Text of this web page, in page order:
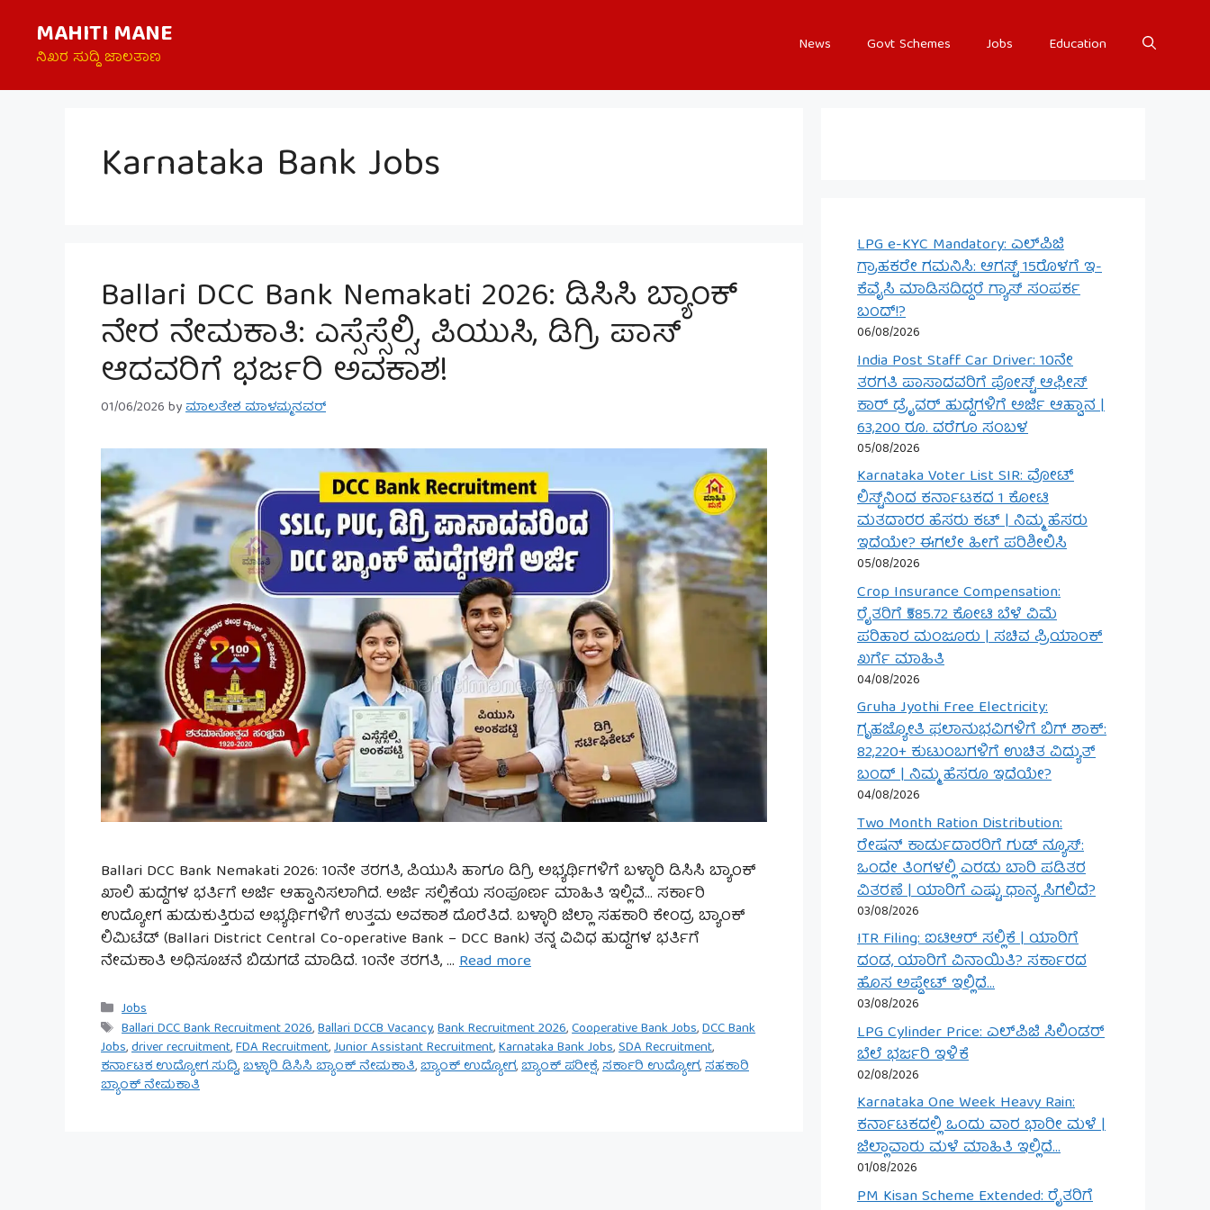
content
MAHITI MANE
ನಿಖರ ಸುದ್ದಿ ಜಾಲತಾಣ
News Govt Schemes Jobs Education
Karnataka Bank Jobs
Ballari DCC Bank Nemakati 2026: ಡಿಸಿಸಿ ಬ್ಯಾಂಕ್
ನೇರ ನೇಮಕಾತಿ: ಎಸ್ಸೆಸ್ಸೆಲ್ಸಿ, ಪಿಯುಸಿ, ಡಿಗ್ರಿ ಪಾಸ್
ಆದವರಿಗೆ ಭರ್ಜರಿ ಅವಕಾಶ!
01/06/2026byಮಾಲತೇಶ ಮಾಳಮ್ಮನವರ್
Ballari DCC Bank Nemakati 2026: 10ನೇ ತರಗತಿ, ಪಿಯುಸಿ ಹಾಗೂ ಡಿಗ್ರಿ ಅಭ್ಯರ್ಥಿಗಳಿಗೆ ಬಳ್ಳಾರಿ ಡಿಸಿಸಿ ಬ್ಯಾಂಕ್
ಖಾಲಿ ಹುದ್ದೆಗಳ ಭರ್ತಿಗೆ ಅರ್ಜಿ ಆಹ್ವಾನಿಸಲಾಗಿದೆ. ಅರ್ಜಿ ಸಲ್ಲಿಕೆಯ ಸಂಪೂರ್ಣ ಮಾಹಿತಿ ಇಲ್ಲಿವೆ… ಸರ್ಕಾರಿ
ಉದ್ಯೋಗ ಹುಡುಕುತ್ತಿರುವ ಅಭ್ಯರ್ಥಿಗಳಿಗೆ ಉತ್ತಮ ಅವಕಾಶ ದೊರೆತಿದೆ. ಬಳ್ಳಾರಿ ಜಿಲ್ಲಾ ಸಹಕಾರಿ ಕೇಂದ್ರ ಬ್ಯಾಂಕ್
ಲಿಮಿಟೆಡ್ (Ballari District Central Co-operative Bank – DCC Bank) ತನ್ನ ವಿವಿಧ ಹುದ್ದೆಗಳ ಭರ್ತಿಗೆ
ನೇಮಕಾತಿ ಅಧಿಸೂಚನೆ ಬಿಡುಗಡೆ ಮಾಡಿದೆ. 10ನೇ ತರಗತಿ, … Read more
Categories
Jobs
Tags
Ballari DCC Bank Recruitment 2026,Ballari DCCB Vacancy,Bank Recruitment 2026,Cooperative Bank Jobs,DCC Bank
Jobs,driver recruitment,FDA Recruitment,Junior Assistant Recruitment,Karnataka Bank Jobs,SDA Recruitment,
ಕರ್ನಾಟಕ ಉದ್ಯೋಗ ಸುದ್ದಿ,ಬಳ್ಳಾರಿ ಡಿಸಿಸಿ ಬ್ಯಾಂಕ್ ನೇಮಕಾತಿ,ಬ್ಯಾಂಕ್ ಉದ್ಯೋಗ,ಬ್ಯಾಂಕ್ ಪರೀಕ್ಷೆ,ಸರ್ಕಾರಿ ಉದ್ಯೋಗ,ಸಹಕಾರಿ
ಬ್ಯಾಂಕ್ ನೇಮಕಾತಿ
LPG e-KYC Mandatory: ಎಲ್‌ಪಿಜಿ
ಗ್ರಾಹಕರೇ ಗಮನಿಸಿ: ಆಗಸ್ಟ್ 15ರೊಳಗೆ ಇ-
ಕೆವೈಸಿ ಮಾಡಿಸದಿದ್ದರೆ ಗ್ಯಾಸ್ ಸಂಪರ್ಕ
ಬಂದ್!?
06/08/2026
India Post Staff Car Driver: 10ನೇ
ತರಗತಿ ಪಾಸಾದವರಿಗೆ ಪೋಸ್ಟ್ ಆಫೀಸ್
ಕಾರ್ ಡ್ರೈವರ್ ಹುದ್ದೆಗಳಿಗೆ ಅರ್ಜಿ ಆಹ್ವಾನ |
63,200 ರೂ. ವರೆಗೂ ಸಂಬಳ
05/08/2026
Karnataka Voter List SIR: ವೋಟ್
ಲಿಸ್ಟ್‌ನಿಂದ ಕರ್ನಾಟಕದ 1 ಕೋಟಿ
ಮತದಾರರ ಹೆಸರು ಕಟ್ | ನಿಮ್ಮ ಹೆಸರು
ಇದೆಯೇ? ಈಗಲೇ ಹೀಗೆ ಪರಿಶೀಲಿಸಿ
05/08/2026
Crop Insurance Compensation:
ರೈತರಿಗೆ ₹585.72 ಕೋಟಿ ಬೆಳೆ ವಿಮೆ
ಪರಿಹಾರ ಮಂಜೂರು | ಸಚಿವ ಪ್ರಿಯಾಂಕ್
ಖರ್ಗೆ ಮಾಹಿತಿ
04/08/2026
Gruha Jyothi Free Electricity:
ಗೃಹಜ್ಯೋತಿ ಫಲಾನುಭವಿಗಳಿಗೆ ಬಿಗ್ ಶಾಕ್:
82,220+ ಕುಟುಂಬಗಳಿಗೆ ಉಚಿತ ವಿದ್ಯುತ್
ಬಂದ್ | ನಿಮ್ಮ ಹೆಸರೂ ಇದೆಯೇ?
04/08/2026
Two Month Ration Distribution:
ರೇಷನ್ ಕಾರ್ಡುದಾರರಿಗೆ ಗುಡ್ ನ್ಯೂಸ್:
ಒಂದೇ ತಿಂಗಳಲ್ಲಿ ಎರಡು ಬಾರಿ ಪಡಿತರ
ವಿತರಣೆ | ಯಾರಿಗೆ ಎಷ್ಟು ಧಾನ್ಯ ಸಿಗಲಿದೆ?
03/08/2026
ITR Filing: ಐಟಿಆರ್ ಸಲ್ಲಿಕೆ | ಯಾರಿಗೆ
ದಂಡ, ಯಾರಿಗೆ ವಿನಾಯಿತಿ? ಸರ್ಕಾರದ
ಹೊಸ ಅಪ್ಡೇಟ್ ಇಲ್ಲಿದೆ…
03/08/2026
LPG Cylinder Price: ಎಲ್‌ಪಿಜಿ ಸಿಲಿಂಡರ್
ಬೆಲೆ ಭರ್ಜರಿ ಇಳಿಕೆ
02/08/2026
Karnataka One Week Heavy Rain:
ಕರ್ನಾಟಕದಲ್ಲಿ ಒಂದು ವಾರ ಭಾರೀ ಮಳೆ |
ಜಿಲ್ಲಾವಾರು ಮಳೆ ಮಾಹಿತಿ ಇಲ್ಲಿದೆ…
01/08/2026
PM Kisan Scheme Extended: ರೈತರಿಗೆ